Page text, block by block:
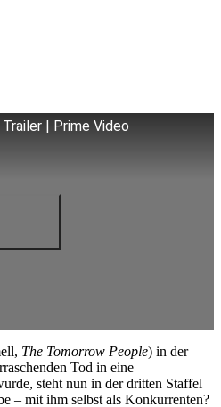
| Prime Video
The Tomorrow People) in der
Tod in eine
steht nun in der dritten Staffel
– mit ihm selbst als Konkurrenten?